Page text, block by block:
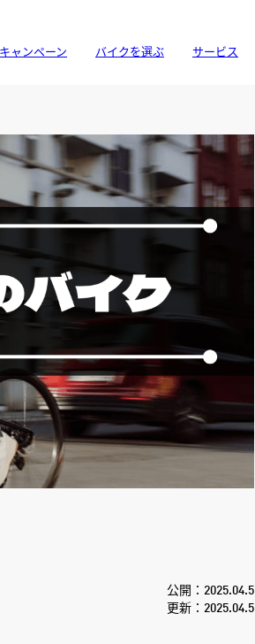
ャンペーン バイクを選ぶ サービス
公開：2025.04.5
更新：2025.04.5